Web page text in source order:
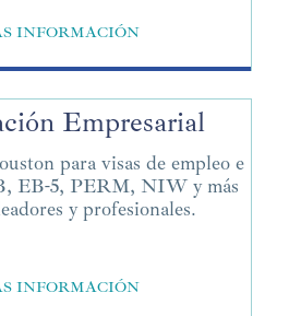
INFORMACIÓN
Empresarial
para visas de empleo e
EB-5, PERM, NIW y más
y profesionales.
INFORMACIÓN